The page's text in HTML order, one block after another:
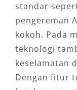
standar
pengereman
kokoh. Pada
teknologi
keselamatan
Dengan fitur